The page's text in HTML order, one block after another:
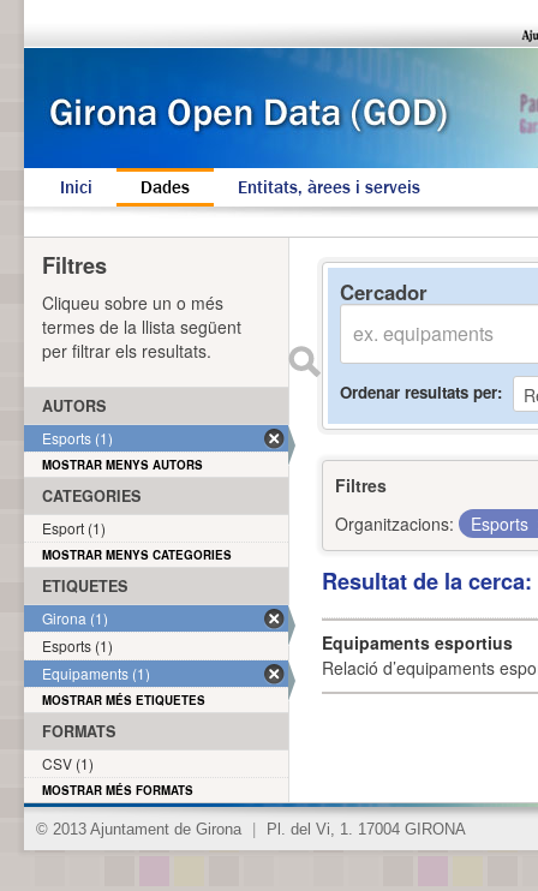
Inici Dades Entitats, àrees i serveis
Cercador
Ordenar resultats per
Filtres
Organitzacions:
Esports
Resultat de la
Equipaments esportius
Relació d’equipaments
Filtres
Cliqueu sobre un o més
termes de la llista següent
per filtrar els resultats.
AUTORS
Esports (1)
MOSTRAR MENYS AUTORS
CATEGORIES
Esport (1)
MOSTRAR MENYS CATEGORIES
ETIQUETES
Girona (1)
Esports (1)
Equipaments (1)
MOSTRAR MÉS ETIQUETES
FORMATS
CSV (1)
MOSTRAR MÉS FORMATS
© 2013 Ajuntament de Girona Pl. del Vi, 1. 17004 GIRONA